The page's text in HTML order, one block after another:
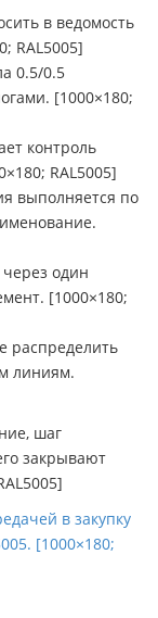
в ведомость
RAL5005]
0.5/0.5
[1000×180;
контроль
RAL5005]
выполняется по
один
[1000×180;
распределить
линиям.
шаг
закрывают
в закупку
[1000×180;